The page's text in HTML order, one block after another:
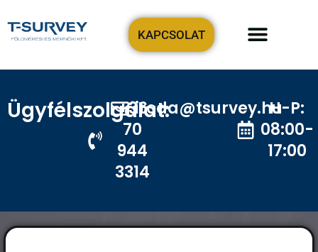
KAPCSOLAT
Ügyfélszolgálat:
+36
70
944
3314
iroda@tsurvey.huH-P:
08:00-
17:00